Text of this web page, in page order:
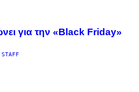
για την «Black Friday»